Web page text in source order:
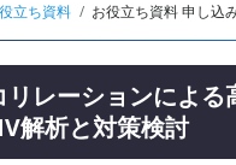
立ち資料 お役立ち資料 申し込
レーションによる
解析と対策検討